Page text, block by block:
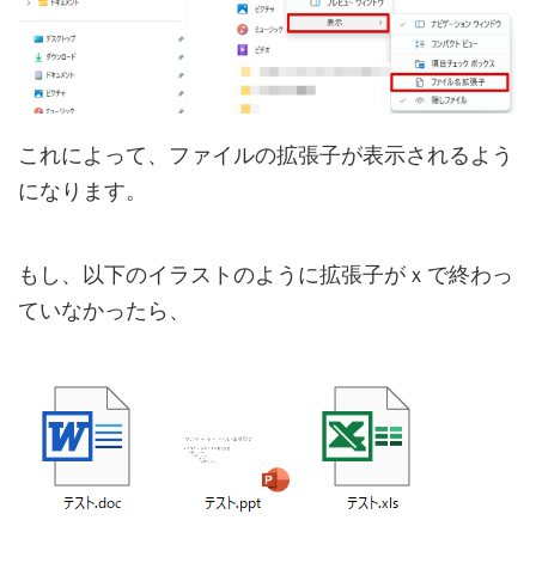
これによって、ファイルの拡張子が表示されるよう
になります。
もし、以下のイラストのように拡張子がｘで終わっ
ていなかったら、